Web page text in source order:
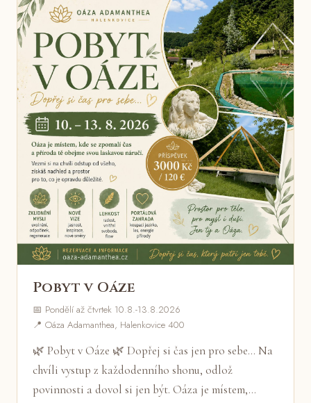
Pobyt v Oáze
📅 Pondělí až čtvrtek 10.8.-13.8.2026
📍 Oáza Adamanthea, Halenkovice 400
🌿 Pobyt v Oáze 🌿 Dopřej si čas jen pro sebe... Na
chvíli vystup z každodenního shonu, odlož
povinnosti a dovol si jen být. Oáza je místem,…